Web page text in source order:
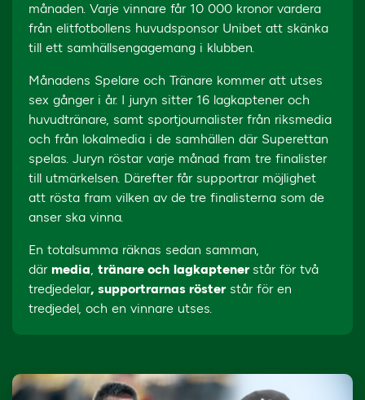
månaden. Varje vinnare får 10 000 kronor vardera
från elitfotbollens huvudsponsor Unibet att skänka
till ett samhällsengagemang i klubben.
Månadens Spelare och Tränare kommer att utses
sex gånger i år. I juryn sitter 16 lagkaptener och
huvudtränare, samt sportjournalister från riksmedia
och från lokalmedia i de samhällen där Superettan
spelas. Juryn röstar varje månad fram tre finalister
till utmärkelsen. Därefter får supportrar möjlighet
att rösta fram vilken av de tre finalisterna som de
anser ska vinna.
En totalsumma räknas sedan samman,
där media, tränare och lagkaptener står för två
tredjedelar, supportrarnas rösterstår för en
tredjedel, och en vinnare utses.